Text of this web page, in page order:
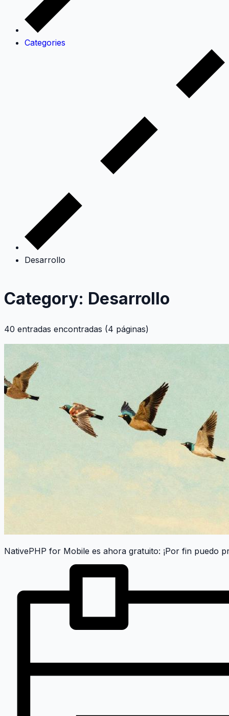
Categories
Desarrollo
Category: Desarrollo
40 entradas encontradas (4 páginas)
NativePHP for Mobile es ahora gratuito: ¡Por fin puedo